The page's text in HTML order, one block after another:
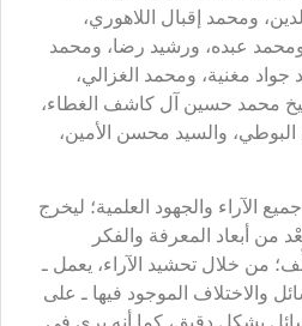
ومحمد إقبال اللاهوري،
عبده، ورشيد رضا، ومحمد
مغنية، ومحمد الغزالي،
محمد حسين آل كاشف الغطاء،
والسيد محسن الأمين،
الآراء والجهود العلمية؛ ليخرج
من أبعاد المعرفة والفكر
من خلال تحشيد الآراء، يعمل ـ
والاختلاف الموجود فيها ـ على
بشكلٍ دقيق، كما أنه يرى في